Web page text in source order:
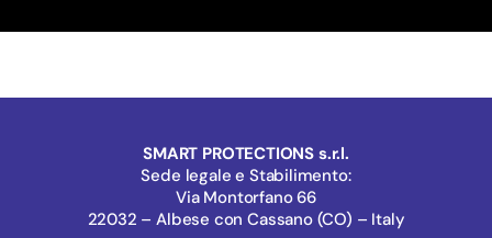
SMART PROTECTIONS s.r.l.
Sede legale e Stabilimento:
Via Montorfano 66
22032 – Albese con Cassano (CO) – Italy